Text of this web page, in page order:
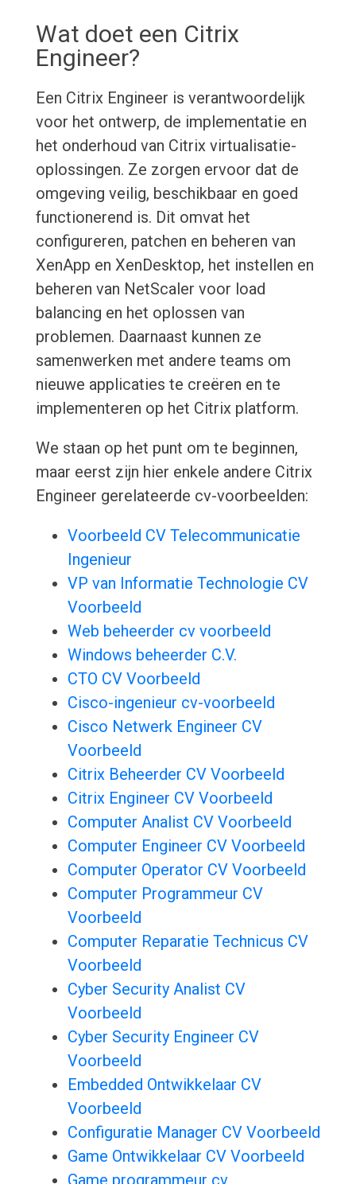
Wat doet een Citrix
Engineer?
Een Citrix Engineer is verantwoordelijk
voor het ontwerp, de implementatie en
het onderhoud van Citrix virtualisatie-
oplossingen. Ze zorgen ervoor dat de
omgeving veilig, beschikbaar en goed
functionerend is. Dit omvat het
configureren, patchen en beheren van
XenApp en XenDesktop, het instellen en
beheren van NetScaler voor load
balancing en het oplossen van
problemen. Daarnaast kunnen ze
samenwerken met andere teams om
nieuwe applicaties te creëren en te
implementeren op het Citrix platform.
We staan op het punt om te beginnen,
maar eerst zijn hier enkele andere Citrix
Engineer gerelateerde cv-voorbeelden:
Voorbeeld CV Telecommunicatie
Ingenieur
VP van Informatie Technologie CV
Voorbeeld
Web beheerder cv voorbeeld
Windows beheerder C.V.
CTO CV Voorbeeld
Cisco-ingenieur cv-voorbeeld
Cisco Netwerk Engineer CV
Voorbeeld
Citrix Beheerder CV Voorbeeld
Citrix Engineer CV Voorbeeld
Computer Analist CV Voorbeeld
Computer Engineer CV Voorbeeld
Computer Operator CV Voorbeeld
Computer Programmeur CV
Voorbeeld
Computer Reparatie Technicus CV
Voorbeeld
Cyber Security Analist CV
Voorbeeld
Cyber Security Engineer CV
Voorbeeld
Embedded Ontwikkelaar CV
Voorbeeld
Configuratie Manager CV Voorbeeld
Game Ontwikkelaar CV Voorbeeld
Game programmeur cv